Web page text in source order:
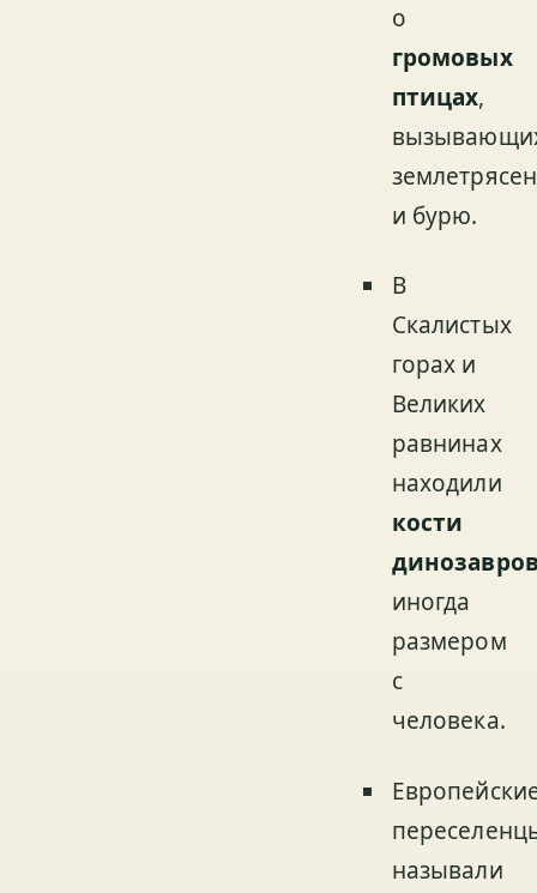
о
громовых
птицах,
и бурю.
В
Скалистых
горах и
Великих
равнинах
находили
кости
иногда
размером
с
человека.
называли